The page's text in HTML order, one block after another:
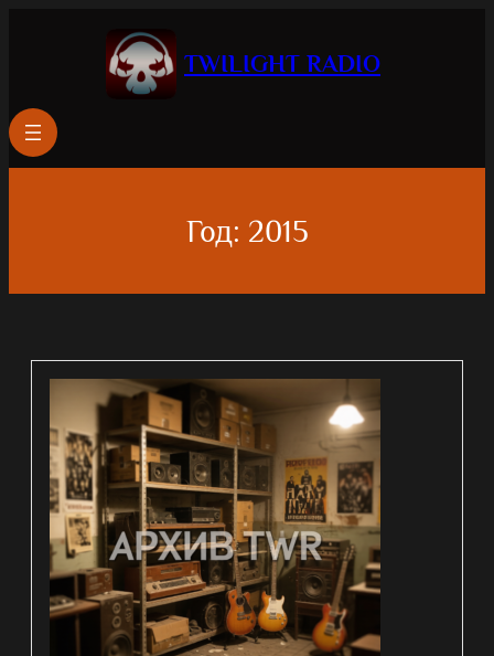
содержимому
TWILIGHT RADIO
Год: 2015